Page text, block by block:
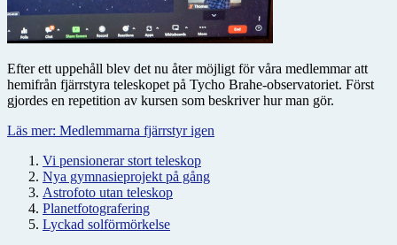
Efter ett uppehåll blev det nu åter möjligt för våra medlemmar att
hemifrån fjärrstyra teleskopet på Tycho Brahe-observatoriet. Först
gjordes en repetition av kursen som beskriver hur man gör.
Läs mer: Medlemmarna fjärrstyr igen
Vi pensionerar stort teleskop
Nya gymnasieprojekt på gång
Astrofoto utan teleskop
Planetfotografering
Lyckad solförmörkelse